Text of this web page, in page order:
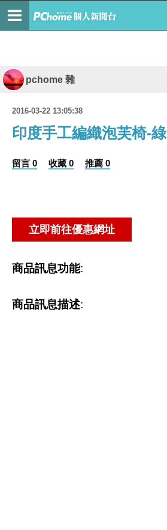
pchome 雜
2016-03-22 13:05:38
印度手工編織泡芙椅-綠
留言 0 收藏 0 推薦 0
商品訊息功能:
商品訊息描述: